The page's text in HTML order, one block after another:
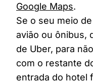
Google Maps.
Se o seu meio
avião ou ônibus,
de Uber, para
com o restante
entrada do hotel